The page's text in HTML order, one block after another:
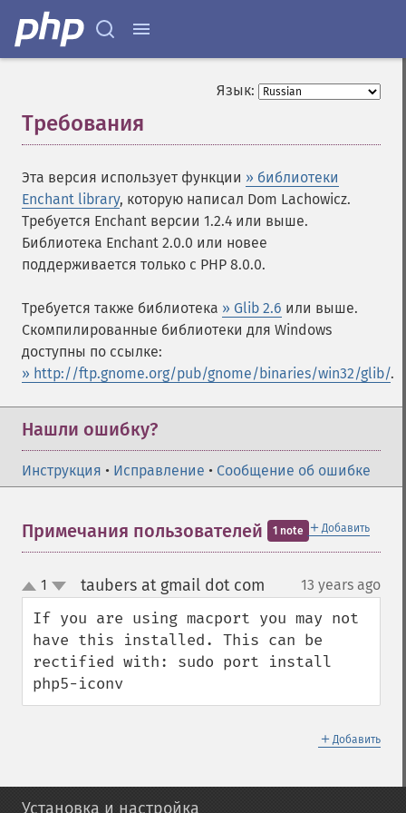
Язык:
Требования
Эта версия использует функции » библиотеки
Enchant library, которую написал Dom Lachowicz.
Требуется Enchant версии 1.2.4 или выше.
Библиотека Enchant 2.0.0 или новее
поддерживается только с PHP 8.0.0.
Требуется также библиотека » Glib 2.6 или выше.
Скомпилированные библиотеки для Windows
доступны по ссылке:
» http://ftp.gnome.org/pub/gnome/binaries/win32/glib/.
Нашли ошибку?
Инструкция • Исправление • Сообщение об ошибке
＋ Добавить
Примечания пользователей 1 note
up
down
1 taubers at gmail dot com 13 years ago
If you are using macport you may not
have this installed. This can be
rectified with: sudo port install
php5-iconv
＋ Добавить
Установка и настройка